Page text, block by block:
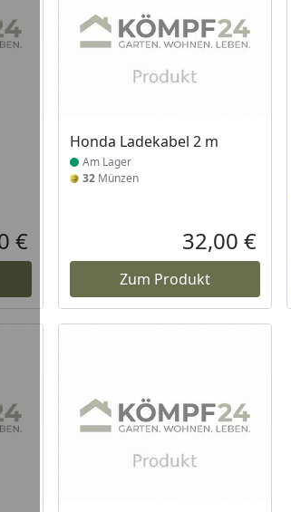
Aktueller Preis
€
Honda Ladekabel 2 m
Produkt am Lager
Am Lager
32 Münzen
32,00 €
Zum Produkt